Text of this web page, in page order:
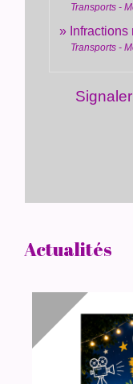
Transports -
Transports -
Actualités